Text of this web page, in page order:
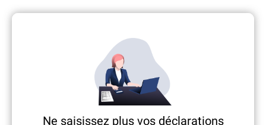
Ne saisissez plus vos déclarations